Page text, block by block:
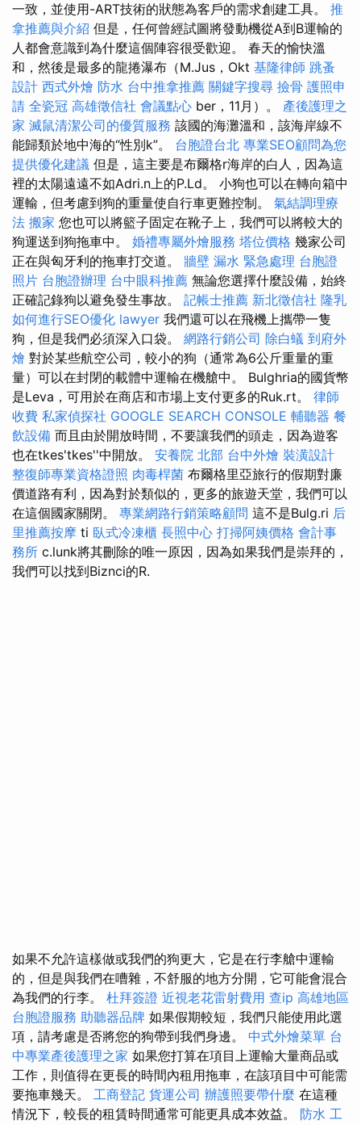
一致，並使用-ART技術的狀態為客戶的需求創建工具。 推
拿推薦與介紹 但是，任何曾經試圖將發動機從A到B運輸的
人都會意識到為什麼這個陣容很受歡迎。 春天的愉快溫
和，然後是最多的龍捲瀑布（M.Jus，Okt 基隆律師 跳蚤
設計 西式外燴 防水 台中推拿推薦 關鍵字搜尋 撿骨 護照申
請 全瓷冠 高雄徵信社 會議點心 ber，11月）。 產後護理之
家 滅鼠清潔公司的優質服務 該國的海灘溫和，該海岸線不
能歸類於地中海的“性別k”。 台胞證台北 專業SEO顧問為您
提供優化建議 但是，這主要是布爾格r海岸的白人，因為這
裡的太陽遠遠不如Adri.n上的P.Ld。 小狗也可以在轉向箱中
運輸，但考慮到狗的重量使自行車更難控制。 氣結調理療
法 搬家 您也可以將籃子固定在靴子上，我們可以將較大的
狗運送到狗拖車中。 婚禮專屬外燴服務 塔位價格 幾家公司
正在與匈牙利的拖車打交道。 牆壁 漏水 緊急處理 台胞證
照片 台胞證辦理 台中眼科推薦 無論您選擇什麼設備，始終
正確記錄狗以避免發生事故。 記帳士推薦 新北徵信社 隆乳
如何進行SEO優化 lawyer 我們還可以在飛機上攜帶一隻
狗，但是我們必須深入口袋。 網路行銷公司 除白蟻 到府外
燴 對於某些航空公司，較小的狗（通常為6公斤重量的重
量）可以在封閉的載體中運輸在機艙中。 Bulghria的國貨幣
是Leva，可用於在商店和市場上支付更多的Ruk.rt。 律師
收費 私家偵探社 GOOGLE SEARCH CONSOLE 輔聽器 餐
飲設備 而且由於開放時間，不要讓我們的頭走，因為遊客
也在tkes'tkes''中開放。 安養院 北部 台中外燴 裝潢設計
整復師專業資格證照 肉毒桿菌 布爾格里亞旅行的假期對廉
價道路有利，因為對於類似的，更多的旅遊天堂，我們可以
在這個國家關閉。 專業網路行銷策略顧問 這不是Bulg.ri 后
里推薦按摩 ti 臥式冷凍櫃 長照中心 打掃阿姨價格 會計事
務所 c.lunk將其刪除的唯一原因，因為如果我們是崇拜的，
我們可以找到Biznci的R.
如果不允許這樣做或我們的狗更大，它是在行李艙中運輸
的，但是與我們在嘈雜，不舒服的地方分開，它可能會混合
為我們的行李。 杜拜簽證 近視老花雷射費用 查ip 高雄地區
台胞證服務 助聽器品牌 如果假期較短，我們只能使用此選
項，請考慮是否將您的狗帶到我們身邊。 中式外燴菜單 台
中專業產後護理之家 如果您打算在項目上運輸大量商品或
工作，則值得在更長的時間內租用拖車，在該項目中可能需
要拖車幾天。 工商登記 貨運公司 辦護照要帶什麼 在這種
情況下，較長的租賃時間通常可能更具成本效益。 防水 工